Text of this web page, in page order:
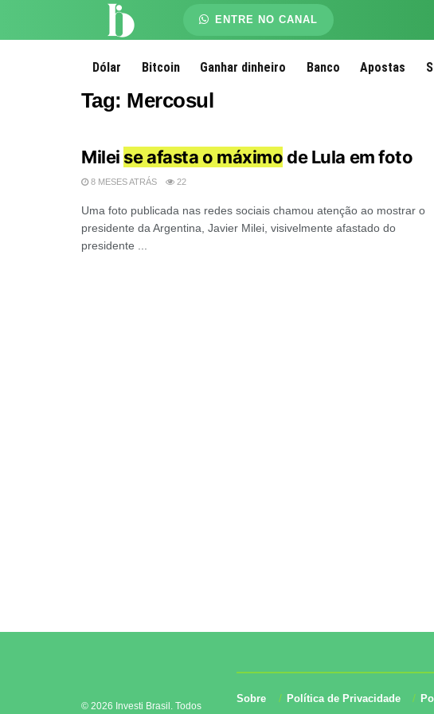
ENTRE NO CANAL
Dólar Bitcoin Ganhar dinheiro Banco Apostas
Tag: Mercosul
Milei se afasta o máximo de Lula em foto
8 MESES ATRÁS 22
Uma foto publicada nas redes sociais chamou atenção ao mostrar o
presidente da Argentina, Javier Milei, visivelmente afastado do
presidente ...
© 2026 Investi Brasil. Todos
Sobre Política de Privacidade